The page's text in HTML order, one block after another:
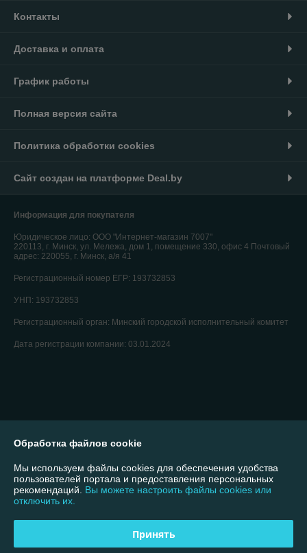
Контакты
Доставка и оплата
График работы
Полная версия сайта
Политика обработки cookies
Сайт создан на платформе Deal.by
Информация для покупателя
Юридическое лицо: ООО "Интернет-магазин 7007"
220113, г. Минск, ул. Мележа, дом 1, помещение 330, офис 4 Почтовый
адрес: 220055, г. Минск, а/я 41
Регистрационный номер ЕГР: 193732853
УНП: 193732853
Регистрационный орган: Минский городской исполнительный комитет
Дата регистрации компании: 03.01.2024
Обработка файлов cookie
Мы используем файлы cookies для обеспечения удобства
пользователей портала и предоставления персональных
рекомендаций. Вы можете настроить файлы cookies или
отключить их.
Принять